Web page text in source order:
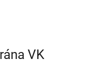
VK